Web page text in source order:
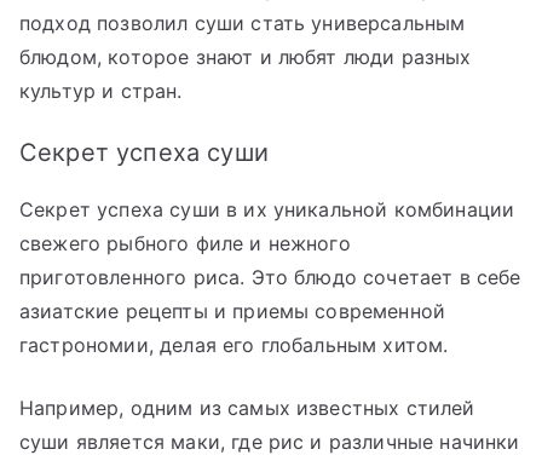
подход позволил суши стать универсальным
блюдом, которое знают и любят люди разных
культур и стран.
Секрет успеха суши
Секрет успеха суши в их уникальной комбинации
свежего рыбного филе и нежного
приготовленного риса. Это блюдо сочетает в себе
азиатские рецепты и приемы современной
гастрономии, делая его глобальным хитом.
Например, одним из самых известных стилей
суши является маки, где рис и различные начинки